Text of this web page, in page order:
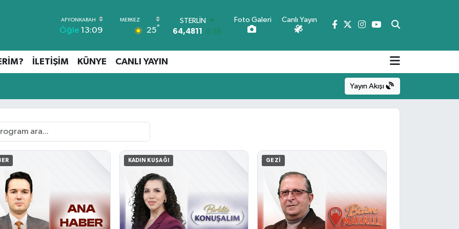
Öğle 13:09 25°
GRAM ALTIN
6660.55
0.03
13.779 -14
64.959,79 1.11
Foto Galeri Canlı Yayın
İLETİŞİM KÜNYE CANLI YAYIN
Yayın Akışı
KADIN KUŞAĞI GEZI